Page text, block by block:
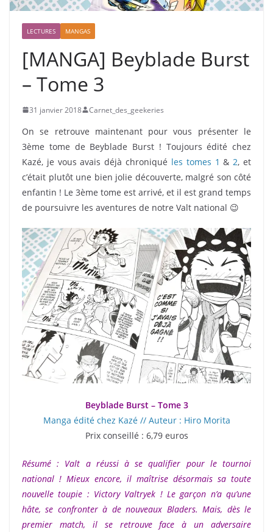
LECTURES MANGAS
[MANGA] Beyblade Burst
– Tome 3
31 janvier 2018 Carnet_des_geekeries
On se retrouve maintenant pour vous présenter le
3ème tome de Beyblade Burst ! Toujours édité chez
Kazé, je vous avais déjà chroniqué les tomes 1 &2, et
c’était plutôt une bien jolie découverte, malgré son côté
enfantin ! Le 3ème tome est arrivé, et il est grand temps
de poursuivre les aventures de notre Valt national 😉
Beyblade Burst – Tome 3
Manga édité chez Kazé // Auteur : Hiro Morita
Prix conseillé : 6,79 euros
Résumé : Valt a réussi à se qualifier pour le tournoi
national ! Mieux encore, il maîtrise désormais sa toute
nouvelle toupie : Victory Valtryek ! Le garçon n’a qu’une
hâte, se confronter à de nouveaux Bladers. Mais, dès le
premier match, il se retrouve face à un adversaire